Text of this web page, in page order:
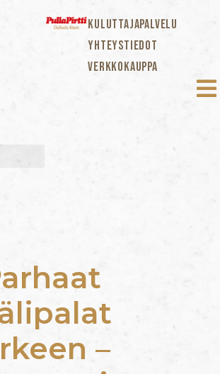
KULUTTAJAPALVELU
YHTEYSTIEDOT
VERKKOKAUPPA
–